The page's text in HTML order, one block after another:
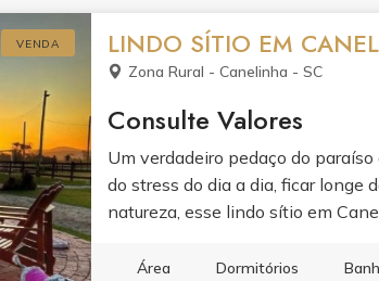
VENDA LINDO SÍTIO EM
Zona Rural - Canelinha - SC
Consulte Valores
Um verdadeiro pedaço do
do stress do dia a dia, ficar longe
natureza, esse lindo sítio em
viva momentos inesquecíveis
Área
Dormitórios